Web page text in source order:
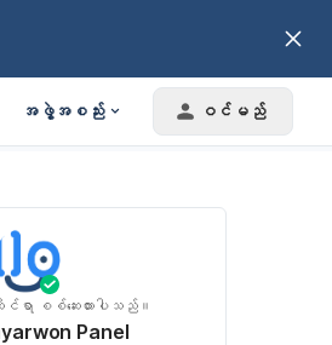
အဖွဲ့အစည်း ဝင်မည်
င်ရာ စစ်ဆေးထားပါသည်။
Panel